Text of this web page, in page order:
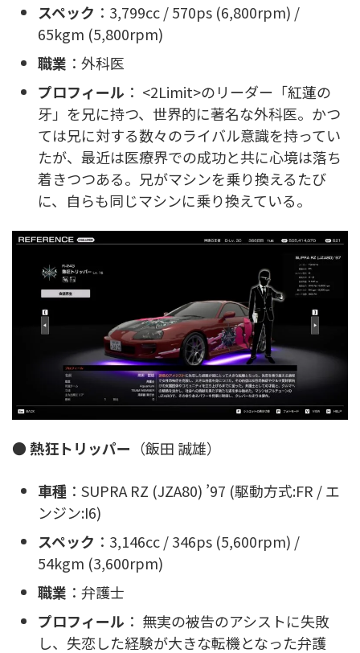
スペック ：3,799cc / 570ps (6,800rpm) /
65kgm (5,800rpm)
職業 ：外科医
プロフィール ： <2Limit>のリーダー「紅蓮の
牙」を兄に持つ、世界的に著名な外科医。かつ
ては兄に対する数々のライバル意識を持ってい
たが、最近は医療界での成功と共に心境は落ち
着きつつある。兄がマシンを乗り換えるたび
に、自らも同じマシンに乗り換えている。
● 熱狂トリッパー （飯田 誠雄）
車種 ：SUPRA RZ (JZA80) ’97 (駆動方式:FR / エ
ンジン:I6)
スペック ：3,146cc / 346ps (5,600rpm) /
54kgm (3,600rpm)
職業 ：弁護士
プロフィール ： 無実の被告のアシストに失敗
し、失恋した経験が大きな転機となった弁護